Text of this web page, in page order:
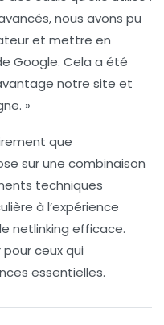
nous avons pu
et mettre en
Google. Cela a été
notre site et
»
que
sur une combinaison
techniques
à l’expérience
netlinking efficace.
pour ceux qui
essentielles.